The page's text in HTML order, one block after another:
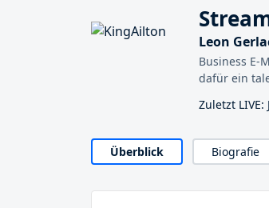
Leon
Business E-
dafür ein
Zuletzt
Überblick Biografie